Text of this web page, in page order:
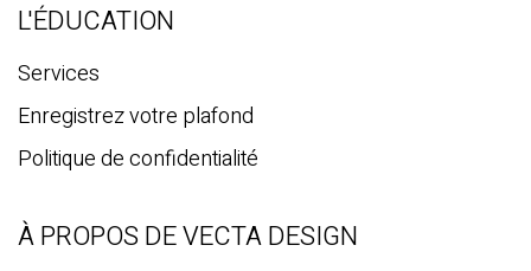
L'ÉDUCATION
Services
Enregistrez votre plafond
Politique de confidentialité
À PROPOS DE VECTA DESIGN